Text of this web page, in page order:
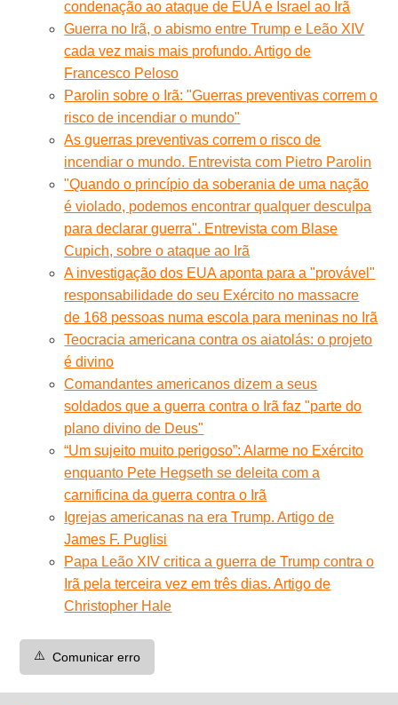
condenação ao ataque de EUA e Israel ao Irã
Guerra no Irã, o abismo entre Trump e Leão XIV
cada vez mais mais profundo. Artigo de
Francesco Peloso
Parolin sobre o Irã: "Guerras preventivas correm o
risco de incendiar o mundo"
As guerras preventivas correm o risco de
incendiar o mundo. Entrevista com Pietro Parolin
"Quando o princípio da soberania de uma nação
é violado, podemos encontrar qualquer desculpa
para declarar guerra". Entrevista com Blase
Cupich, sobre o ataque ao Irã
A investigação dos EUA aponta para a "provável"
responsabilidade do seu Exército no massacre
de 168 pessoas numa escola para meninas no Irã
Teocracia americana contra os aiatolás: o projeto
é divino
Comandantes americanos dizem a seus
soldados que a guerra contra o Irã faz "parte do
plano divino de Deus"
“Um sujeito muito perigoso”: Alarme no Exército
enquanto Pete Hegseth se deleita com a
carnificina da guerra contra o Irã
Igrejas americanas na era Trump. Artigo de
James F. Puglisi
Papa Leão XIV critica a guerra de Trump contra o
Irã pela terceira vez em três dias. Artigo de
Christopher Hale
⚠️ Comunicar erro